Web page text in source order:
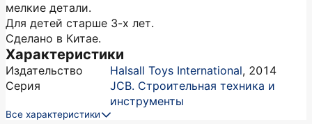
мелкие детали.
Для детей старше 3-х лет.
Сделано в Китае.
Характеристики
Издательство Halsall Toys International, 2014
Серия
JCB. Строительная техника и
инструменты
Все характеристики